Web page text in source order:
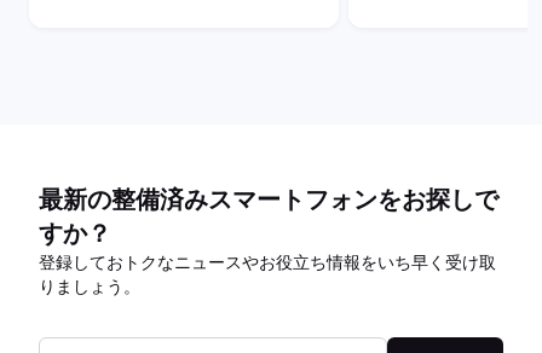
最新の整備済みスマートフォンをお探しで
すか？
登録しておトクなニュースやお役立ち情報をいち早く受け取
りましょう。